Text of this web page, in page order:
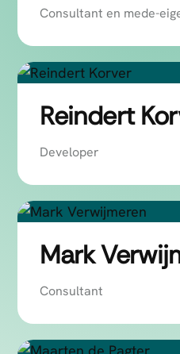
Consultant en mede-
Reindert
Developer
Mark
Consultant